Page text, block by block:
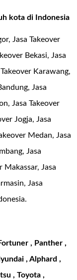
kota di Indonesia
Jasa Takeover
Bekasi, Jasa
Karawang,
Jasa
Jasa Takeover
Jogja, Jasa
Medan, Jasa
Jasa
Makassar, Jasa
Jasa
, Panther ,
, Alphard ,
, Toyota ,